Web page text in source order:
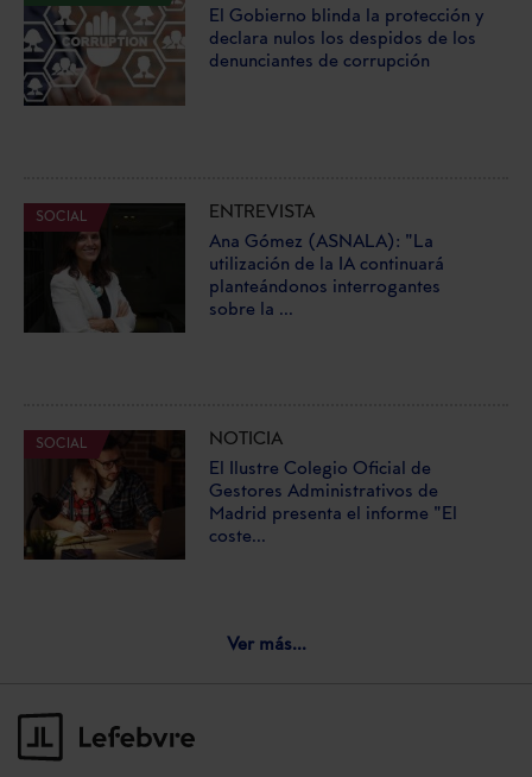
El Gobierno blinda la protección y
declara nulos los despidos de los
denunciantes de corrupción
SOCIAL
ENTREVISTA
Ana Gómez (ASNALA): "La
utilización de la IA continuará
planteándonos interrogantes
sobre la ...
SOCIAL
NOTICIA
El Ilustre Colegio Oficial de
Gestores Administrativos de
Madrid presenta el informe "El
coste...
Ver más...